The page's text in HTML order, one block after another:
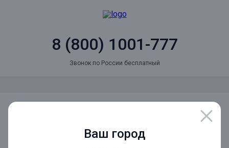
Ваш город
8 (800) 1001-777
Звонок по России бесплатный